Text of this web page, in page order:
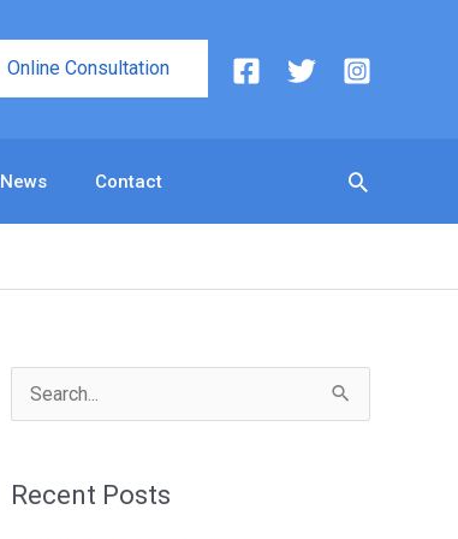
Online Consultation
News Contact Search
Recent Posts